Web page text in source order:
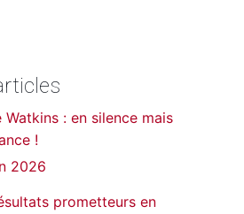
Watkins : en silence mais
!
2026
prometteurs en